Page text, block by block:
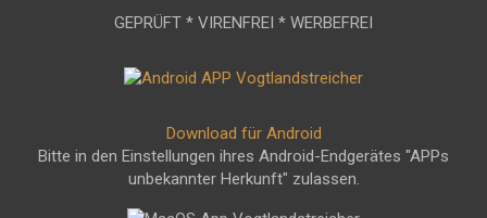
GEPRÜFT * VIRENFREI * WERBEFREI
Download für Android
Bitte in den Einstellungen ihres Android-Endgerätes "APPs
unbekannter Herkunft" zulassen.